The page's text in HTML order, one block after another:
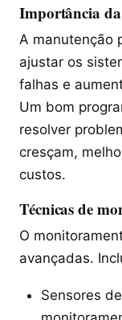
Importância
A manutenção
ajustar os
falhas e
Um bom
resolver
cresçam,
custos.
Técnicas de
O
avançadas.
Sensores